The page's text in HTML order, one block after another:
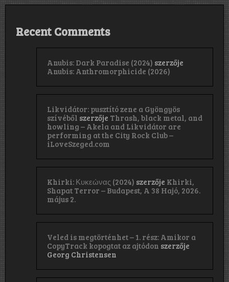
Recent Comments
Anubis: Dark Paradise (2024) szerzője
Anubis: Anthromorphicide (2026)
Likvidátor: pusztító zene a Gyöngyös
szívéből szerzője Thrash, black metal, and
howling – Akela and Likvidátor are
performing at the City Rock Club –
iLoveSzeged.com
Khirki: Κ​υ​κ​ε​ώ​ν​α​ς (2024) szerzője Khirki,
Shapat Terror – Budapest, A 38 Hajó, 2026.
május 2.
Veled is megtörténhet – 1. rész: Amikor a
CopyTrack kopogtat az ajtódon szerzője
Georg Christensen